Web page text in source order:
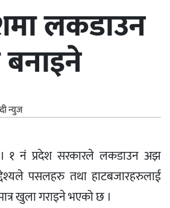
लकडाउन
न्युज
१ नं प्रदेश सरकारले लकडाउन अझ
पसलहरु तथा हाटबजारहरुलाई
खुला गराइने भएको छ ।